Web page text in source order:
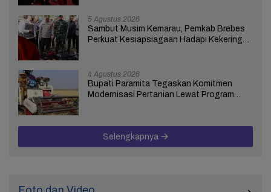
5 Agustus 2026
Sambut Musim Kemarau, Pemkab Brebes
Perkuat Kesiapsiagaan Hadapi Kekeringan
4 Agustus 2026
Bupati Paramita Tegaskan Komitmen
Modernisasi Pertanian Lewat Program
Selengkapnya